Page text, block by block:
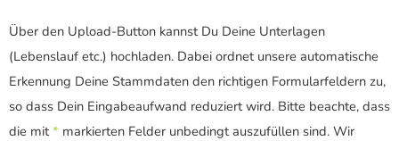
Über den Upload-Button kannst Du Deine Unterlagen
(Lebenslauf etc.) hochladen. Dabei ordnet unsere automatische
Erkennung Deine Stammdaten den richtigen Formularfeldern zu,
so dass Dein Eingabeaufwand reduziert wird. Bitte beachte, dass
die mit* markierten Felder unbedingt auszufüllen sind. Wir